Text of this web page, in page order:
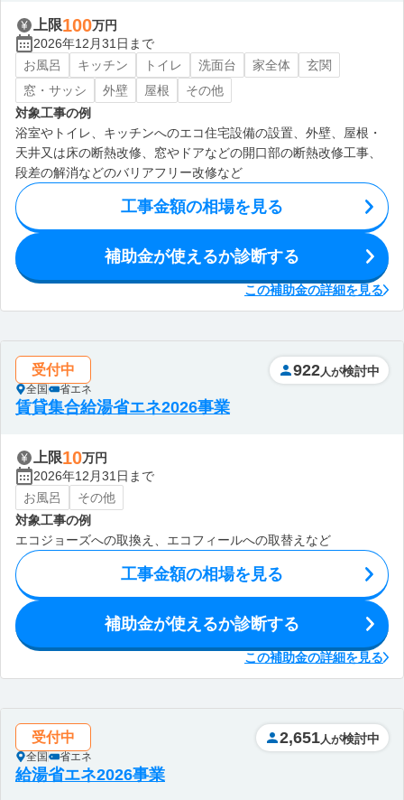
上限100万円
2026年12月31日まで
お風呂
キッチン トイレ 洗面台 家全体
玄関
窓・サッシ
外壁 屋根
その他
対象工事の例
浴室やトイレ、キッチンへのエコ住宅設備の設置、外壁、屋根・
天井又は床の断熱改修、窓やドアなどの開口部の断熱改修工事、
段差の解消などのバリアフリー改修など
工事金額の相場を見る
補助金が使えるか診断する
この補助金の詳細を見る
受付中
全国 省エネ
922 人が検討中
賃貸集合給湯省エネ2026事業
上限10万円
2026年12月31日まで
お風呂
その他
対象工事の例
エコジョーズへの取換え、エコフィールへの取替えなど
工事金額の相場を見る
補助金が使えるか診断する
この補助金の詳細を見る
受付中
全国 省エネ
2,651 人が検討中
給湯省エネ2026事業